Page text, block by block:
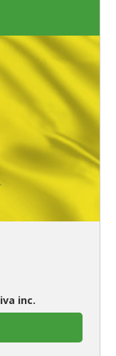
iva inc.